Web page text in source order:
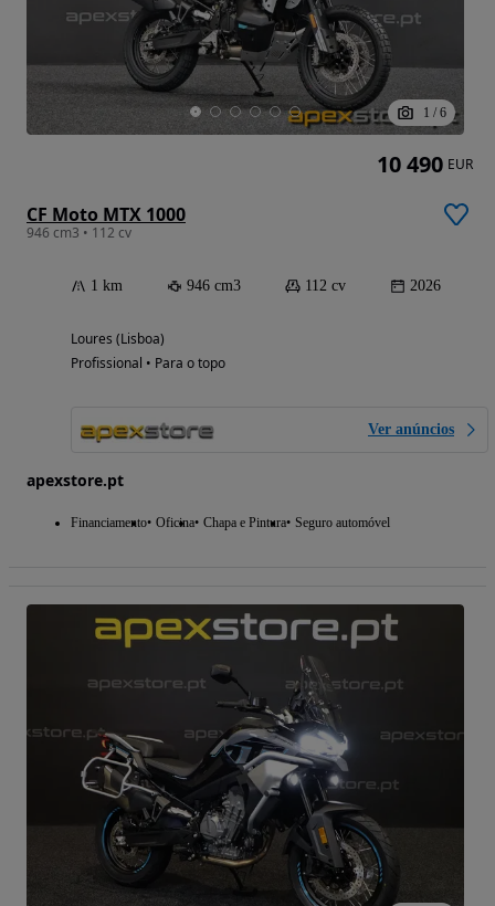
1 / 6
CF Moto MTX 1000
946 cm3 • 112 cv
1 km 946 cm3 112 cv 2026
Loures (Lisboa)
Profissional • Para o topo
Ver anúncios
apexstore.pt
Financiamento Oficina Chapa e Pintura Seguro automóvel
10 490 EUR